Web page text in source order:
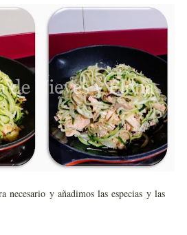
necesario y añadimos las especias y las